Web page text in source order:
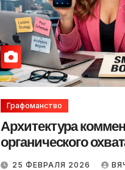
Графоманство
Архитектура
органического
25 ФЕВРАЛЯ 2026